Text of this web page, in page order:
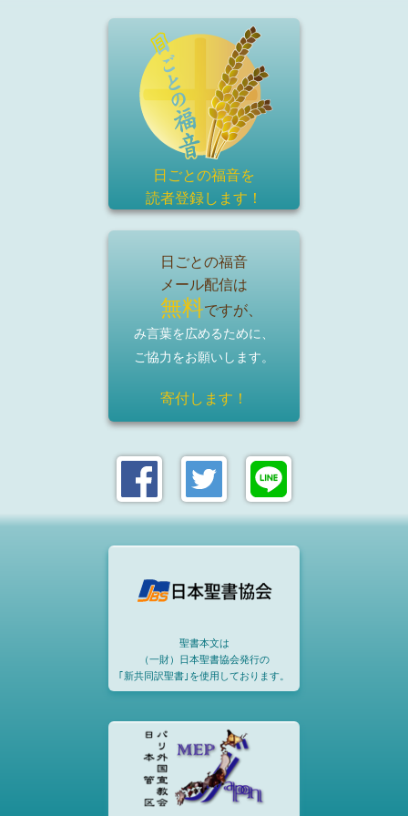
日ごとの福音を
読者登録します！
日ごとの福音
メール配信は
無料ですが、
み言葉を広めるために、
ご協力をお願いします。
寄付します！
聖書本文は
（一財）日本聖書協会発行の
｢新共同訳聖書｣を使用しております。